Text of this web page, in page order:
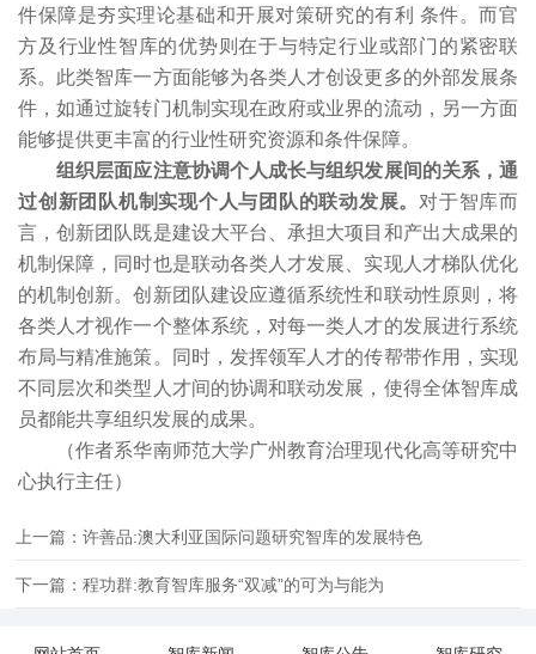
件保障是夯实理论基础和开展对策研究的有利 条件。而官
方及行业性智库的优势则在于与特定行业或部门的紧密联
系。此类智库一方面能够为各类人才创设更多的外部发展条
件，如通过旋转门机制实现在政府或业界的流动，另一方面
能够提供更丰富的行业性研究资源和条件保障。
组织层面应注意协调个人成长与组织发展间的关系，通
过创新团队机制实现个人与团队的联动发展。 对于智库而
言，创新团队既是建设大平台、承担大项目和产出大成果的
机制保障，同时也是联动各类人才发展、实现人才梯队优化
的机制创新。创新团队建设应遵循系统性和联动性原则，将
各类人才视作一个整体系统，对每一类人才的发展进行系统
布局与精准施策。同时，发挥领军人才的传帮带作用，实现
不同层次和类型人才间的协调和联动发展，使得全体智库成
员都能共享组织发展的成果。
（作者系华南师范大学广州教育治理现代化高等研究中
心执行主任）
上一篇：许善品:澳大利亚国际问题研究智库的发展特色
下一篇：程功群:教育智库服务“双减”的可为与能为